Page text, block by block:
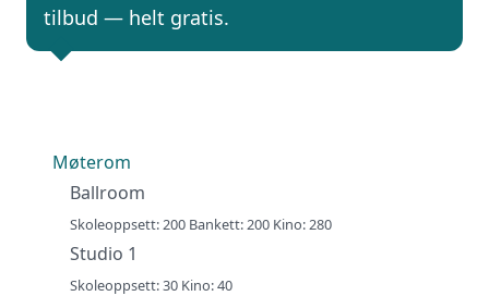
tilbud — helt gratis.
Møterom
Ballroom
Skoleoppsett: 200 Bankett: 200 Kino: 280
Studio 1
Skoleoppsett: 30 Kino: 40